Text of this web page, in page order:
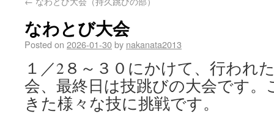
なわとび大会
Posted on 2026-01-30by nakanata2013
１／2８～３０にかけて、行われ
会、最終日は技跳びの大会です
きた様々な技に挑戦です。